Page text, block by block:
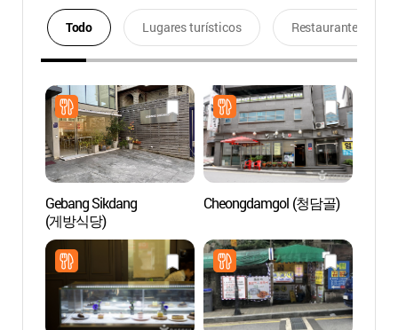
Todo Lugares turísticos Restaurantes
Gebang Sikdang
(게방식당)
Cheongdamgol (청담골)